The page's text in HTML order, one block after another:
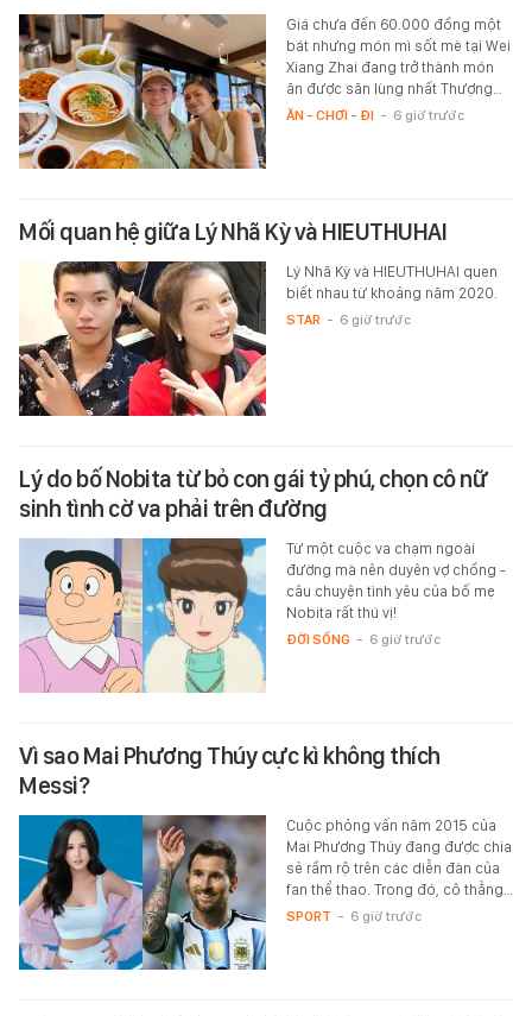
Giá chưa đến 60.000 đồng một
bát nhưng món mì sốt mè tại Wei
Xiang Zhai đang trở thành món
ăn được săn lùng nhất Thượng…
ĂN - CHƠI - ĐI - 6 giờ trước
Mối quan hệ giữa Lý Nhã Kỳ và HIEUTHUHAI
Lý Nhã Kỳ và HIEUTHUHAI quen
biết nhau từ khoảng năm 2020.
STAR - 6 giờ trước
Lý do bố Nobita từ bỏ con gái tỷ phú, chọn cô nữ
sinh tình cờ va phải trên đường
Từ một cuộc va chạm ngoài
đường mà nên duyên vợ chồng -
câu chuyện tình yêu của bố mẹ
Nobita rất thú vị!
ĐỜI SỐNG - 6 giờ trước
Vì sao Mai Phương Thúy cực kì không thích
Messi?
Cuộc phỏng vấn năm 2015 của
Mai Phương Thúy đang được chia
sẻ rầm rộ trên các diễn đàn của
fan thể thao. Trong đó, cô thẳng…
SPORT - 6 giờ trước